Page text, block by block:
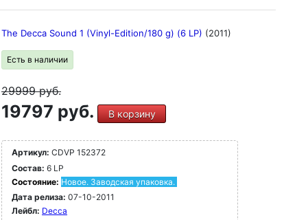
The Decca Sound 1 (Vinyl-Edition/180 g) (6 LP) (2011)
Есть в наличии
29999руб.
19797 руб. В корзину
Артикул: CDVP 152372
Состав: 6 LP
Состояние: Новое. Заводская упаковка.
Дата релиза: 07-10-2011
Лейбл: Decca